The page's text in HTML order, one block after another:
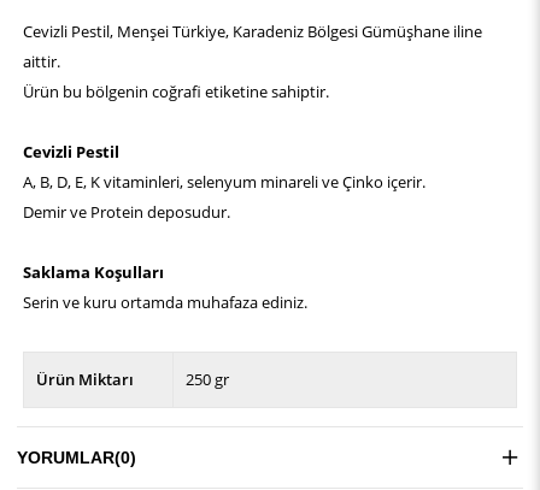
Cevizli Pestil, Menşei Türkiye, Karadeniz Bölgesi Gümüşhane iline
aittir.
Ürün bu bölgenin coğrafi etiketine sahiptir.
Cevizli Pestil
A, B, D, E, K vitaminleri, selenyum minareli ve Çinko içerir.
Demir ve Protein deposudur.
Saklama Koşulları
Serin ve kuru ortamda muhafaza ediniz.
Ürün Miktarı 250 gr
YORUMLAR(0)